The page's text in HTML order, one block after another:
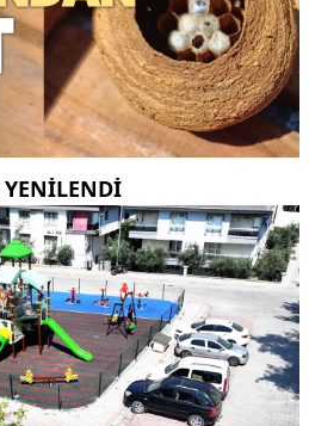
YENİLENDİ